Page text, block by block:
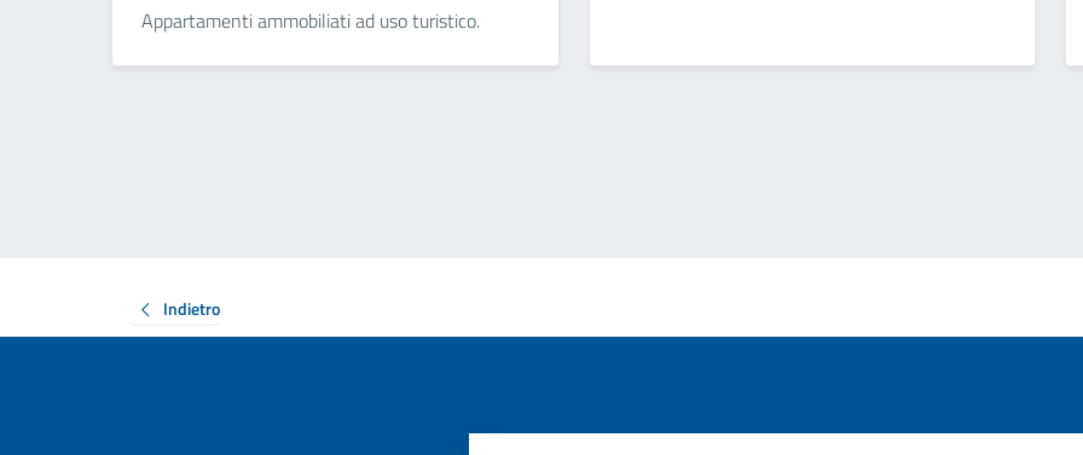
Appartamenti ammobiliati ad uso turistico.
Indietro